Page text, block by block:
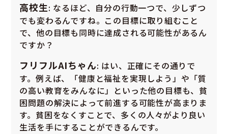
高校生: なるほど、自分の行動一つで、少しずつ
でも変わるんですね。この目標に取り組むこと
で、他の目標も同時に達成される可能性があるん
ですか？
フリフルAIちゃん: はい、正確にその通りで
す。例えば、「健康と福祉を実現しよう」や「質
の高い教育をみんなに」といった他の目標も、貧
困問題の解決によって前進する可能性が高まりま
す。貧困をなくすことで、多くの人々がより良い
生活を手にすることができるんです。